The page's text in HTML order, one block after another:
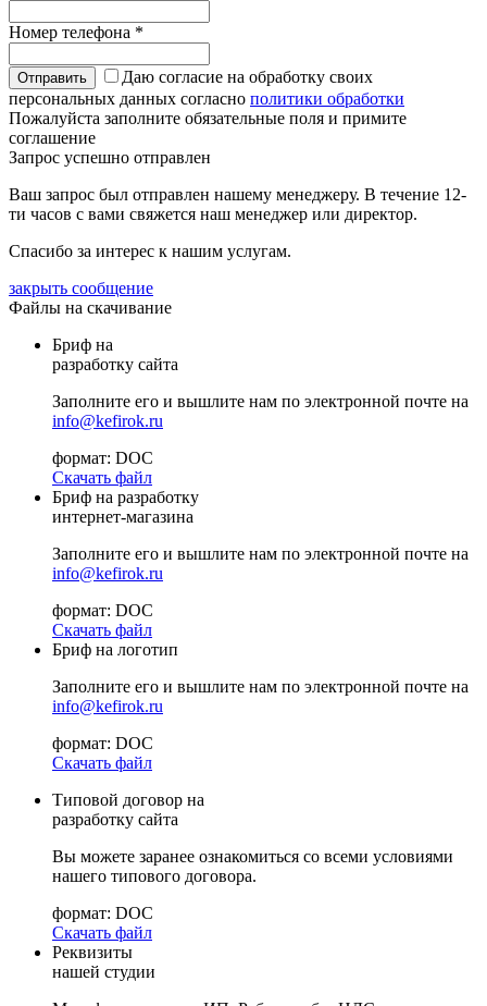
Номер телефона *
Даю согласие на обработку своих
персональных данных согласно политики обработки
Пожалуйста заполните обязательные поля и примите
соглашение
Запрос успешно отправлен
Ваш запрос был отправлен нашему менеджеру. В течение 12-
ти часов с вами свяжется наш менеджер или директор.
Спасибо за интерес к нашим услугам.
закрыть сообщение
Файлы на скачивание
Бриф на
разработку сайта
Заполните его и вышлите нам по электронной почте на
info@kefirok.ru
формат: DOC
Скачать файл
Бриф на разработку
интернет-магазина
Заполните его и вышлите нам по электронной почте на
info@kefirok.ru
формат: DOC
Скачать файл
Бриф на логотип
Заполните его и вышлите нам по электронной почте на
info@kefirok.ru
формат: DOC
Скачать файл
Типовой договор на
разработку сайта
Вы можете заранее ознакомиться со всеми условиями
нашего типового договора.
формат: DOC
Скачать файл
Реквизиты
нашей студии